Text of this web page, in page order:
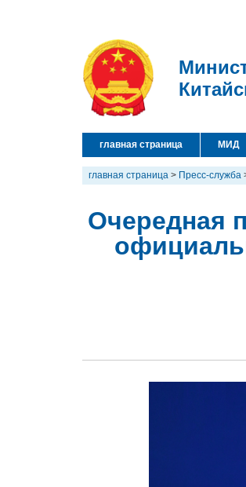
главная страница МИД
главная страница > Пресс-служба
Очередная